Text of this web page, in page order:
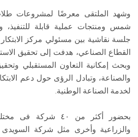
وشهد الملتقى معرضًا لمشروعات
شمس ومنتجات عملية قابلة للتنفيذ،
جلسة نقاشية بين مسئولي مركز
القطاع الصناعي، هدفت إلى تحقيق
وبحث إمكانية التعاون المستقبلي
والصناعة، وتبادل الرؤى حول دعم
لخدمة الصناعة الوطنية.
بحضور أكثر من ٤٠
والزراعية وأخرى مثل شركة